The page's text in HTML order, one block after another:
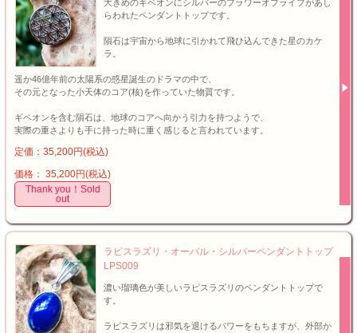
大きめのギベオンにシルバーのフラワーオブライフがあし
らわれたペンダントトップです。
隕石は宇宙から地球に引かれて飛ひ込んできた星のカケ
ラ。
遥か46億年前の太陽系の惑星誕生のドラマの中で、
その元となった小天体のコア(核)を作っていた物質です。
ギベオンを含む隕石は、地球のコアへ向かう引力を持つようで、
実際の重さよりも手に持った時に重く感じると言われています。
定価：35,200円(税込)
価格： 35,200円(税込)
Thank you！Sold
out
ラピスラズリ・オーバル・シルバーペンダントトップ
LPS009
濃い瑠璃色が美しいラピスラズリのペンダントトップで
す。
ラピスラズリは邪気を退けるパワーをもちますが、外部か